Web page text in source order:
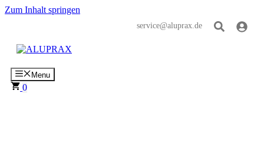
Zum Inhalt springen
service@aluprax.de
Menu
0